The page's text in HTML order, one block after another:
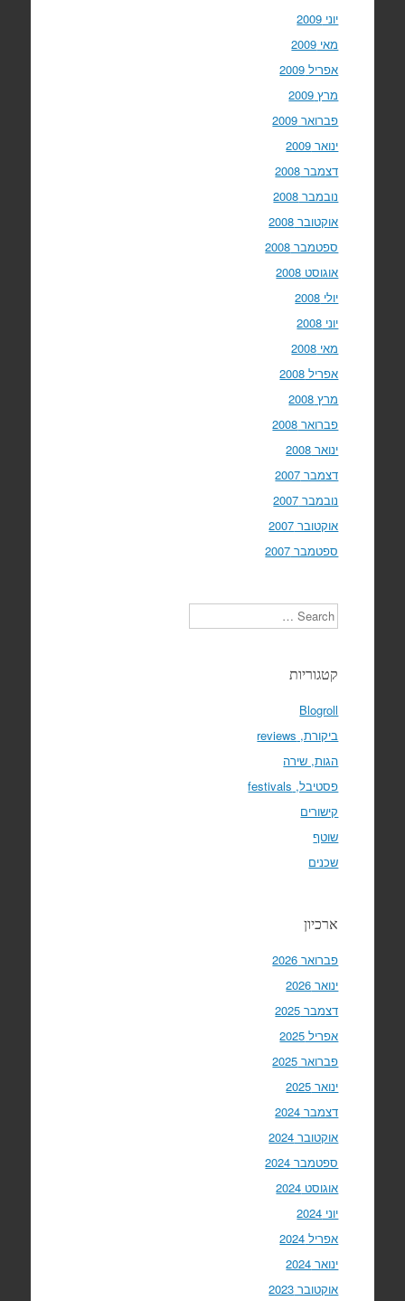
יוני 2009
מאי 2009
אפריל 2009
מרץ 2009
פברואר 2009
ינואר 2009
דצמבר 2008
נובמבר 2008
אוקטובר 2008
ספטמבר 2008
אוגוסט 2008
יולי 2008
יוני 2008
מאי 2008
אפריל 2008
מרץ 2008
פברואר 2008
ינואר 2008
דצמבר 2007
נובמבר 2007
אוקטובר 2007
ספטמבר 2007
Search
קטגוריות
Blogroll
ביקורת, reviews
הגות, שירה
פסטיבל, festivals
קישורים
שוטף
שכנים
ארכיון
פברואר 2026
ינואר 2026
דצמבר 2025
אפריל 2025
פברואר 2025
ינואר 2025
דצמבר 2024
אוקטובר 2024
ספטמבר 2024
אוגוסט 2024
יוני 2024
אפריל 2024
ינואר 2024
אוקטובר 2023